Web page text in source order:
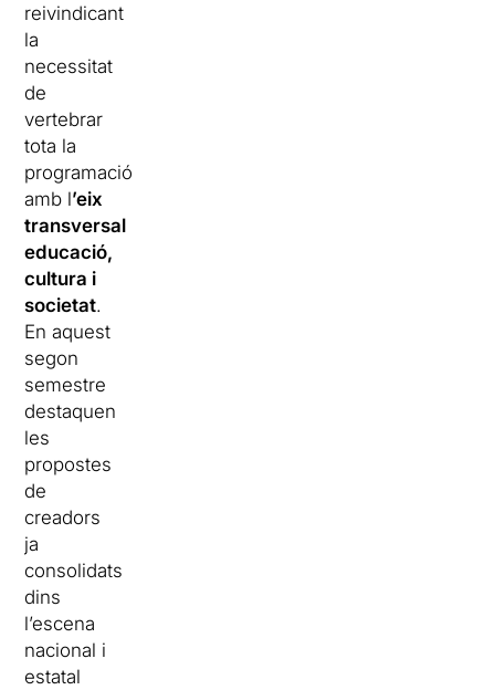
reivindicant
la
necessitat
de
vertebrar
tota la
programació
amb l’eix
transversal
educació,
cultura i
societat.
En aquest
segon
semestre
destaquen
les
propostes
de
creadors
ja
consolidats
dins
l’escena
nacional i
estatal